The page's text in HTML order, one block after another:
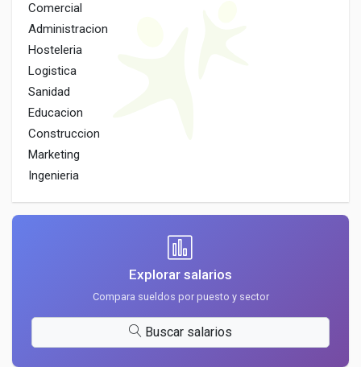
Comercial
Administracion
Hosteleria
Logistica
Sanidad
Educacion
Construccion
Marketing
Ingenieria
Explorar salarios
Compara sueldos por puesto y sector
Buscar salarios